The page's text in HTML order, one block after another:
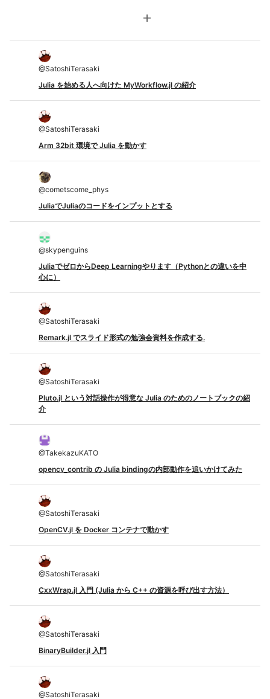
add
@SatoshiTerasaki
Julia を始める人へ向けた MyWorkflow.jl の紹介
@SatoshiTerasaki
Arm 32bit 環境で Julia を動かす
@cometscome_phys
JuliaでJuliaのコードをインプットとする
@skypenguins
JuliaでゼロからDeep Learningやります（Pythonとの違いを中
心に）
@SatoshiTerasaki
Remark.jl でスライド形式の勉強会資料を作成する.
@SatoshiTerasaki
Pluto.jl という対話操作が得意な Julia のためのノートブックの紹
介
@TakekazuKATO
opencv_contrib の Julia bindingの内部動作を追いかけてみた
@SatoshiTerasaki
OpenCV.jl を Docker コンテナで動かす
@SatoshiTerasaki
CxxWrap.jl 入門 (Julia から C++ の資源を呼び出す方法）
@SatoshiTerasaki
BinaryBuilder.jl 入門
@SatoshiTerasaki